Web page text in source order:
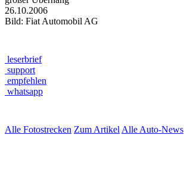
26.10.2006
Bild: Fiat Automobil AG
leserbrief
support
empfehlen
whatsapp
Alle Fotostrecken Zum Artikel Alle Auto-News